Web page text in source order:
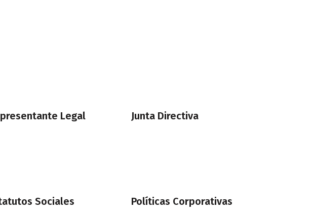
Legal Junta Directiva
Sociales Políticas Corporativas